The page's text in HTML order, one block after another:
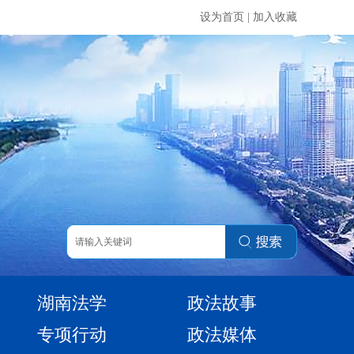
设为首页 加入收藏
湖南法学
政法故事
专项行动
政法媒体